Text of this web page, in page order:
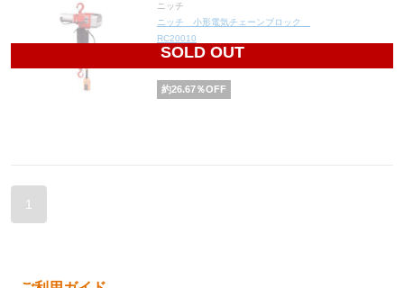
SOLD OUT
ニッチ
ニッチ 小形電気チェーンブロック
RC20010
63,140
約26.67％OFF
1